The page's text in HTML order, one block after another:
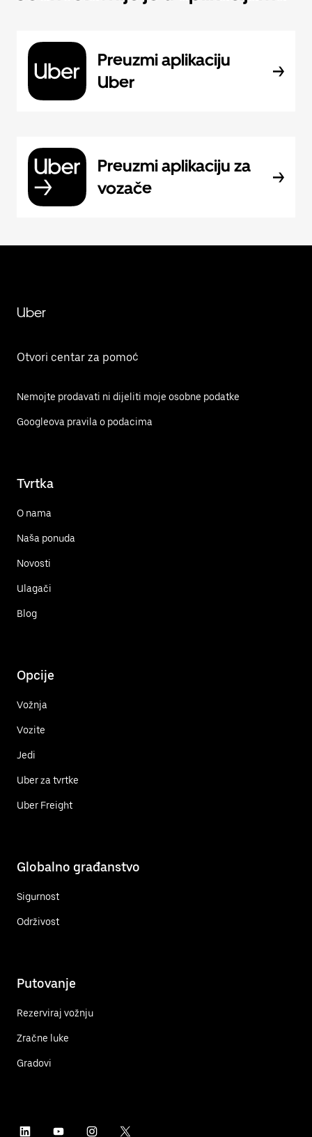
Preuzmi aplikaciju
Uber
Preuzmi aplikaciju za
vozače
Uber
Otvori centar za pomoć
Nemojte prodavati ni dijeliti moje osobne podatke
Googleova pravila o podacima
Tvrtka
O nama
Naša ponuda
Novosti
Ulagači
Blog
Opcije
Vožnja
Vozite
Jedi
Uber za tvrtke
Uber Freight
Globalno građanstvo
Sigurnost
Održivost
Putovanje
Rezerviraj vožnju
Zračne luke
Gradovi